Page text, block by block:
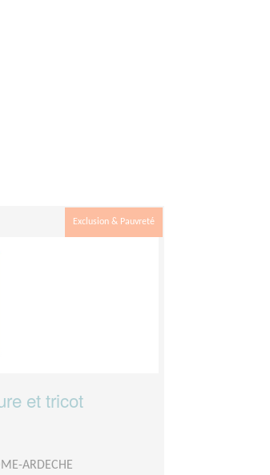
Exclusion & Pauvreté
et tricot
ARDECHE